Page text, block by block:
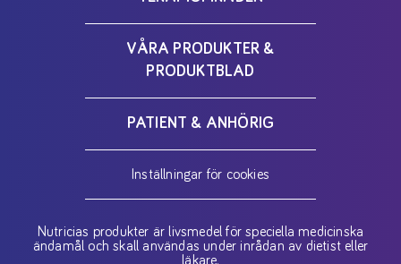
VÅRA PRODUKTER &
PRODUKTBLAD
PATIENT & ANHÖRIG
Inställningar för cookies
Nutricias produkter är livsmedel för speciella medicinska
ändamål och skall användas under inrådan av dietist eller
läkare.